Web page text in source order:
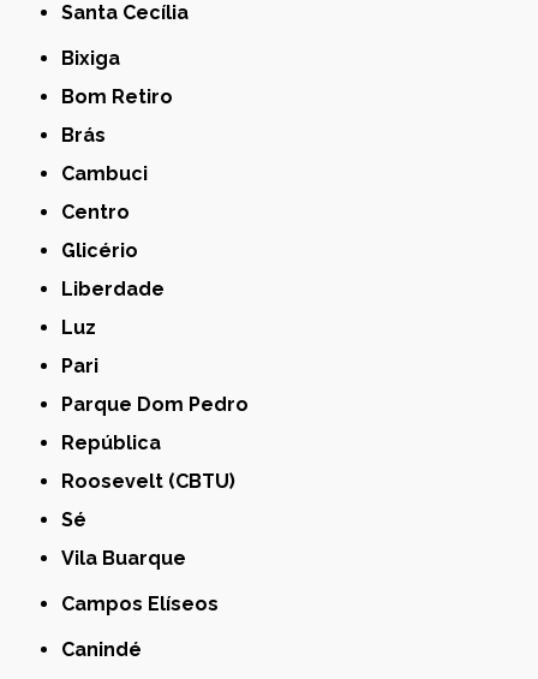
Santa Cecília
Bixiga
Bom Retiro
Brás
Cambuci
Centro
Glicério
Liberdade
Luz
Pari
Parque Dom Pedro
República
Roosevelt (CBTU)
Sé
Vila Buarque
Campos Elíseos
Canindé